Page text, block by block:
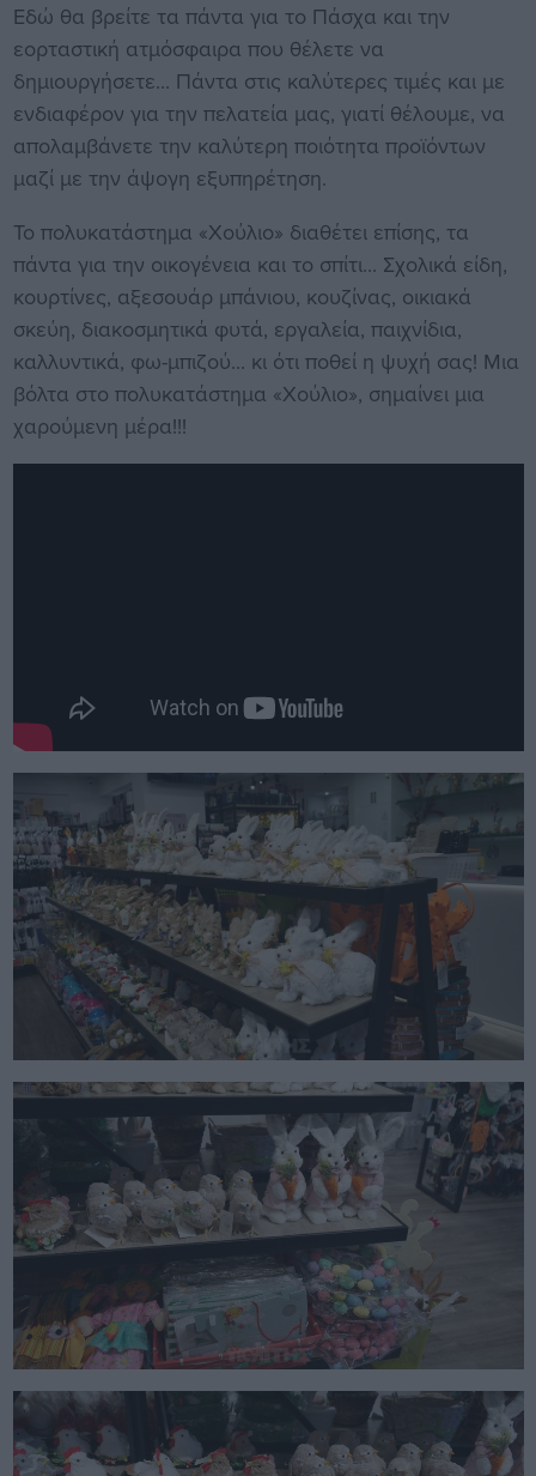
Εδώ θα βρείτε τα πάντα για το Πάσχα και την
εορταστική ατμόσφαιρα που θέλετε να
δημιουργήσετε... Πάντα στις καλύτερες τιμές και με
ενδιαφέρον για την πελατεία μας, γιατί θέλουμε, να
απολαμβάνετε την καλύτερη ποιότητα προϊόντων
μαζί με την άψογη εξυπηρέτηση.
Το πολυκατάστημα «Χούλιο» διαθέτει επίσης, τα
πάντα για την οικογένεια και το σπίτι... Σχολικά είδη,
κουρτίνες, αξεσουάρ μπάνιου, κουζίνας, οικιακά
σκεύη, διακοσμητικά φυτά, εργαλεία, παιχνίδια,
καλλυντικά, φω-μπιζού... κι ότι ποθεί η ψυχή σας! Μια
βόλτα στο πολυκατάστημα «Χούλιο», σημαίνει μια
χαρούμενη μέρα!!!